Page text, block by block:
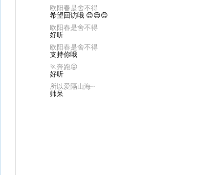
欧阳春是舍不得
希望回访哦 😊😊😊
欧阳春是舍不得
好听
欧阳春是舍不得
支持你哦
🏃奔跑😡
好听
所以爱隔山海~
帅呆